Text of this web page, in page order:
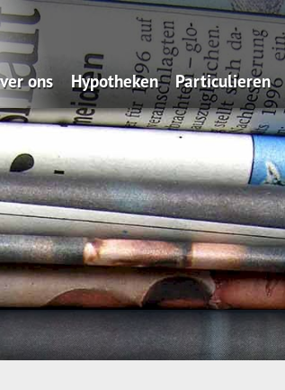
ons
Zo makkelijk: onze Service App
Wat doen wij?
Verzekeren
Spaardiensten
Pensioen
Hypotheekadvisering
Hypotheken
Oeps, een hypotheek (filmpje)
Actuele hypotheekrentes
Renteverwachting
Maximale hypotheek
Hypotheekvormen
Stappenplan
Tips
Particulieren
Verzekeren
Pensioen
Sparen